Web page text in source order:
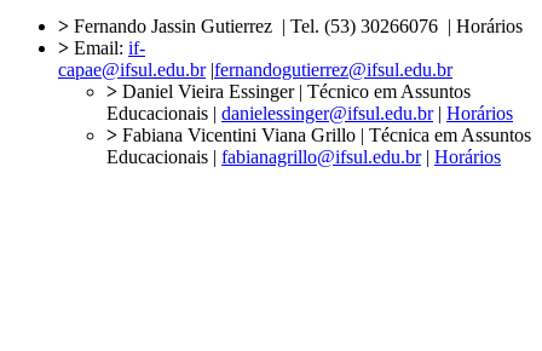
> Fernando Jassin Gutierrez | Tel. (53) 30266076 | Horários
> Email: if-
capae@ifsul.edu.br|fernandogutierrez@ifsul.edu.br
> Daniel Vieira Essinger | Técnico em Assuntos
Educacionais | danielessinger@ifsul.edu.br| Horários
> Fabiana Vicentini Viana Grillo | Técnica em Assuntos
Educacionais | fabianagrillo@ifsul.edu.br| Horários